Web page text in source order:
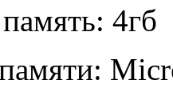
4гб